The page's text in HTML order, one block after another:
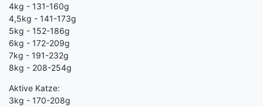
4kg - 131-160g
4,5kg - 141-173g
5kg - 152-186g
6kg - 172-209g
7kg - 191-232g
8kg - 208-254g
Aktive Katze:
3kg - 170-208g